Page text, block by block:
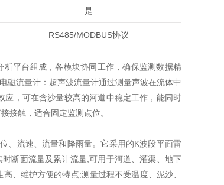
是
RS485/MODBUS协议
平台组成，各模块协同工作，确保监测数据精
磁流量计：超声波流量计通过测量声波在流体中
，可在含沙量较高的河道中稳定工作，能同时
接触，适合固定监测点位。
流速、流量和降雨量。它采用的K波段平面雷
断面流量及累计流量;可用于河道、灌渠、地下
、维护方便的特点;测量过程不受温度、泥沙、